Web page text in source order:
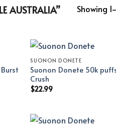
AUSTRALIA” Showing
SUONON DONETE
Suonon Donete 50k
Crush
$22.99